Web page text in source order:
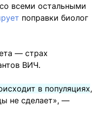
всеми остальными
поправки биолог
— страх
ВИЧ.
в популяциях,
не сделает», —